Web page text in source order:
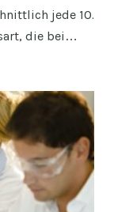
jede 10.
die bei…